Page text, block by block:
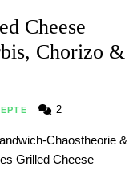
Cheese
Chorizo &
2
Chaostheorie &
Grilled Cheese